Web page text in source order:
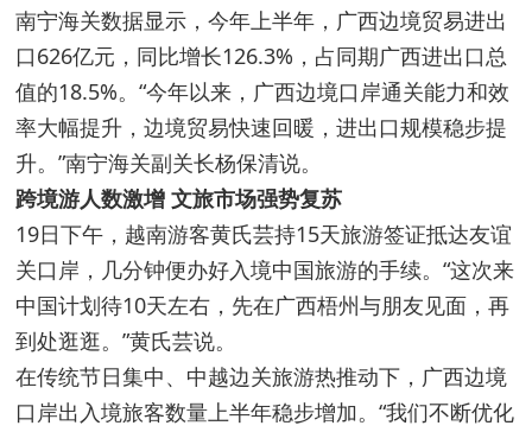
南宁海关数据显示，今年上半年，广西边境贸易进出
口626亿元，同比增长126.3%，占同期广西进出口总
值的18.5%。“今年以来，广西边境口岸通关能力和效
率大幅提升，边境贸易快速回暖，进出口规模稳步提
升。”南宁海关副关长杨保清说。
跨境游人数激增 文旅市场强势复苏
19日下午，越南游客黄氏芸持15天旅游签证抵达友谊
关口岸，几分钟便办好入境中国旅游的手续。“这次来
中国计划待10天左右，先在广西梧州与朋友见面，再
到处逛逛。”黄氏芸说。
在传统节日集中、中越边关旅游热推动下，广西边境
口岸出入境旅客数量上半年稳步增加。“我们不断优化